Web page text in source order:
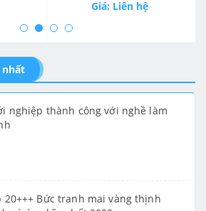
Giá: Liên hệ
nghiệp thành công với nghề làm
20+++ Bức tranh mai vàng thịnh